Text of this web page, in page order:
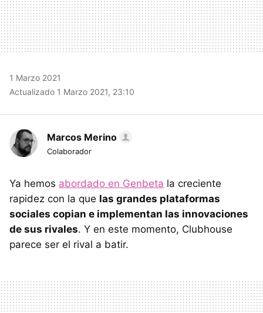
1 Marzo 2021
Actualizado 1 Marzo 2021, 23:10
Marcos Merino
Colaborador
Ya hemos abordado en Genbeta la creciente
rapidez con la que las grandes plataformas
sociales copian e implementan las innovaciones
de sus rivales. Y en este momento, Clubhouse
parece ser el rival a batir.